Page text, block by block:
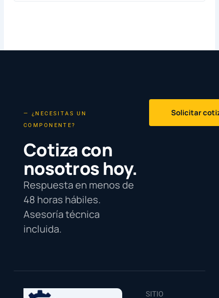
— ¿NECESITAS UN
COMPONENTE?
Cotiza con
nosotros hoy.
Respuesta en menos de
48 horas hábiles.
Asesoría técnica
incluida.
Solicitar
SITIO